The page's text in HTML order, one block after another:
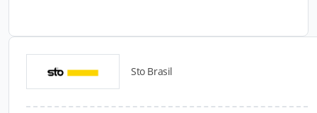
Sto Brasil
Catálogos para Download